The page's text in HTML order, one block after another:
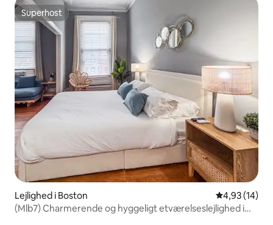
Superhost
Superhost
Lejlighed i Boston 4,93 ud af 5
4,93 (14)
(Mlb7) Charmerende og hyggeligt etværelseslejlighed i